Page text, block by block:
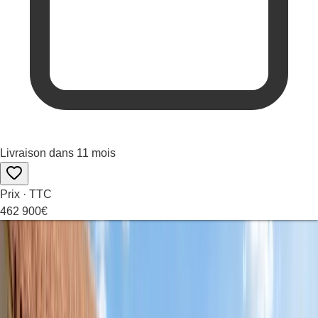
Livraison dans 11 mois
Prix · TTC
462 900€